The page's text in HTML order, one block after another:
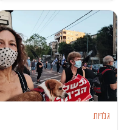
גלריות